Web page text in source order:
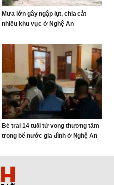
Mưa lớn gây ngập lụt, chia cắt
nhiều khu vực ở Nghệ An
Bé trai 14 tuổi tử vong thương tâm
trong bể nước gia đình ở Nghệ An